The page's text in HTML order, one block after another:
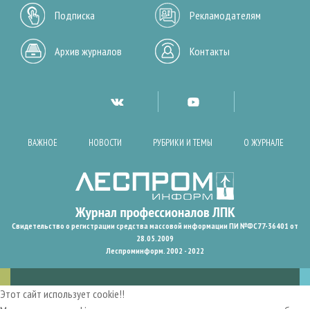
Подписка Рекламодателям
Архив журналов Контакты
ВАЖНОЕ НОВОСТИ РУБРИКИ И ТЕМЫ О ЖУРНАЛЕ
Свидетельство о регистрации средства массовой информации ПИ №ФС77-36401 от
28.05.2009
Леспроминформ. 2002 - 2022
Этот сайт использует cookie!!